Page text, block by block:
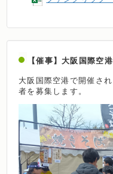
【催事】大阪国際空
大阪国際空港で開催さ
者を募集します。